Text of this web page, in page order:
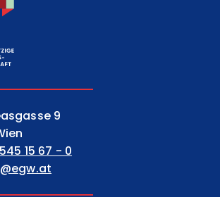
gemeinnützige
9
15 67 - 0